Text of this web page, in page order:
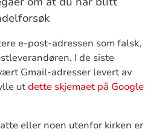
e-post-adressen som falsk,
I de siste
Gmail-adresser levert av
utdette skjemaet på Google
eller noen utenfor kirken er